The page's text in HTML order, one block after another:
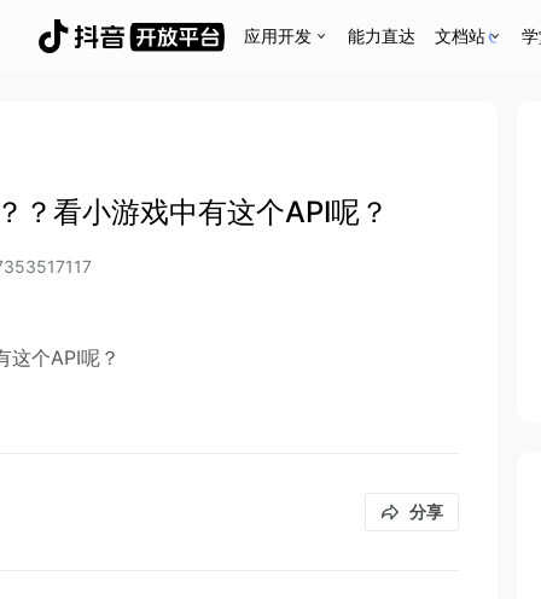
应用开发 能力直达 文档站
看小游戏中有这个API呢？
个API呢？
分享